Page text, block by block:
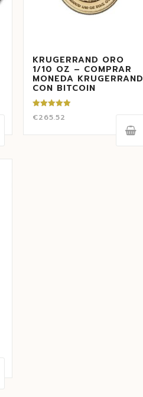
KRUGERRAND ORO
1/10 OZ – COMPRAR
MONEDA KRUGERRAND
CON BITCOIN
con
€265.52